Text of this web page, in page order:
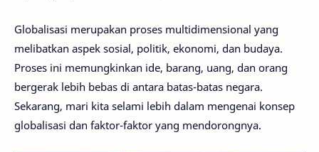
Globalisasi merupakan proses multidimensional yang
melibatkan aspek sosial, politik, ekonomi, dan budaya.
Proses ini memungkinkan ide, barang, uang, dan orang
bergerak lebih bebas di antara batas-batas negara.
Sekarang, mari kita selami lebih dalam mengenai konsep
globalisasi dan faktor-faktor yang mendorongnya.